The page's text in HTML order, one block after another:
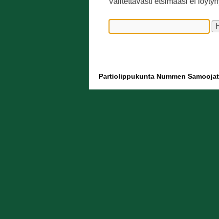
Partiolippukunta Nummen